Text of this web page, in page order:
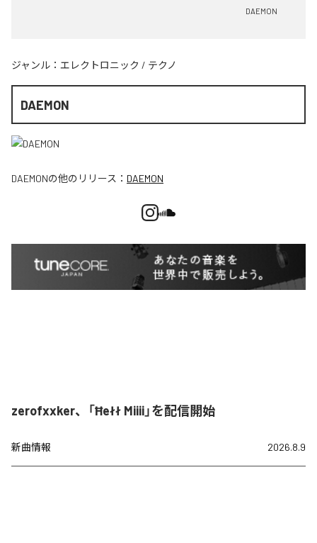
DAEMON
ジャンル： エレクトロニック / テクノ
DAEMON
DAEMONの他のリリース： DAEMON
zerofxxker、「Ħełł Miiii」を配信開始
新曲情報 2026.8.9